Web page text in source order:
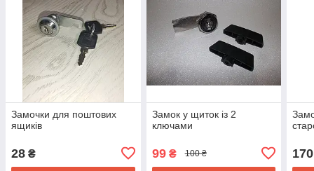
Замочки для поштових
ящиків
28 ₴
Замок у щиток із 2
ключами
99₴ 100 ₴ 170